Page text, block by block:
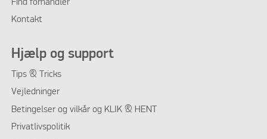
Find forhandler
Kontakt
Hjælp og support
Tips & Tricks
Vejledninger
Betingelser og vilkår og KLIK & HENT
Privatlivspolitik